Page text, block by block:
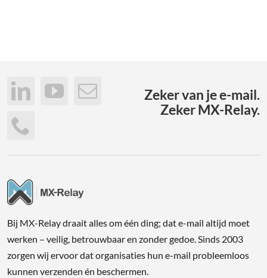
Zeker van je e-mail.
Zeker MX-Relay.
Bij MX-Relay draait alles om één ding; dat e-mail altijd moet
werken – veilig, betrouwbaar en zonder gedoe. Sinds 2003
zorgen wij ervoor dat organisaties hun e-mail probleemloos
kunnen verzenden én beschermen.